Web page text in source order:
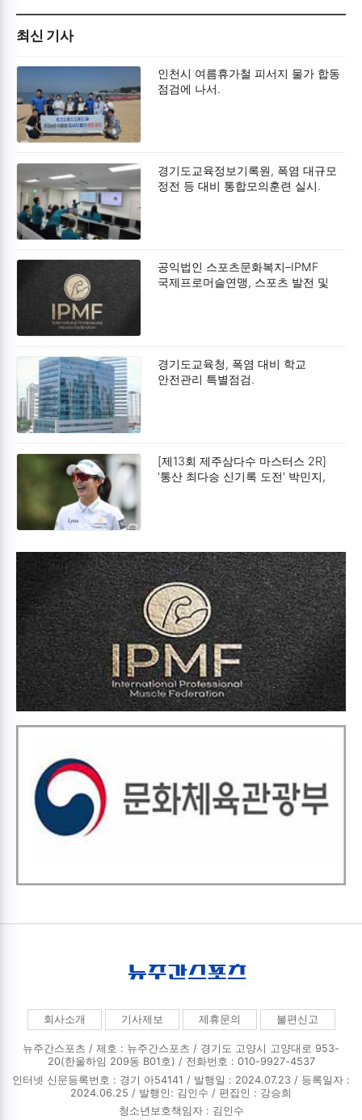
최신 기사
인천시 여름휴가철 피서지 물가 합동
점검에 나서.
경기도교육정보기록원, 폭염 대규모
정전 등 대비 통합모의훈련 실시.
공익법인 스포츠문화복지–IPMF
국제프로머슬연맹, 스포츠 발전 및
경기도교육청, 폭염 대비 학교
안전관리 특별점검.
[제13회 제주삼다수 마스터스 2R]
'통산 최다승 신기록 도전' 박민지,
회사소개 기사제보 제휴문의 불편신고
뉴주간스포츠 / 제호 : 뉴주간스포츠 / 경기도 고양시 고양대로 953-
20(한울하임 209동 B01호) / 전화번호 : 010-9927-4537
인터넷 신문등록번호 : 경기 아54141 / 발행일 : 2024.07.23 / 등록일자 :
2024.06.25 / 발행인: 김인수 / 편집인 : 강승희
청소년보호책임자 : 김인수